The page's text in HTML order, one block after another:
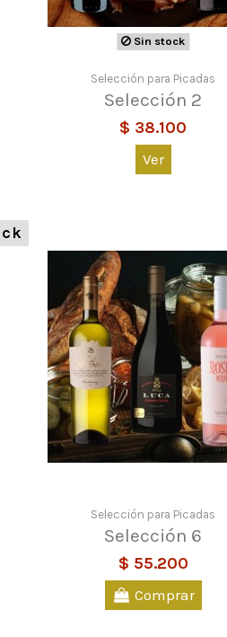
Sin stock
Selección para Picadas
Selección 2
$ 38.100
Ver
Selección para Picadas
Selección 6
$ 55.200
Comprar